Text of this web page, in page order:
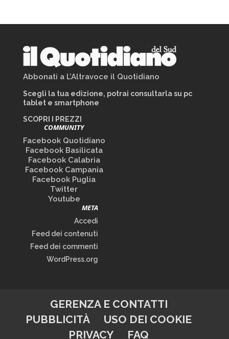
Abbonati a L’Altravoce il Quotidiano
Scegli la tua edizione, potrai consultarla su pc
tablet e smartphone
SCOPRI I PREZZI
COMMUNITY
Facebook Quotidiano
Facebook Basilicata
Facebook Calabria
Facebook Campania
Facebook Puglia
Twitter
Youtube
META
Accedi
Feed dei contenuti
Feed dei commenti
WordPress.org
GERENZA E CONTATTI
PUBBLICITÀ
USO DEI COOKIE
PRIVACY
FAQ